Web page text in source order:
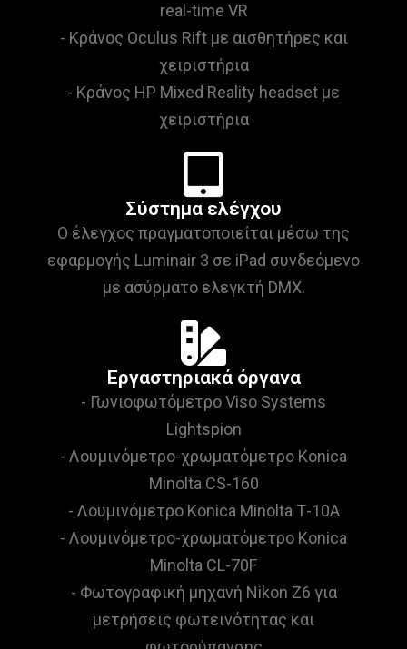
real-time VR
- Κράνος Oculus Rift με αισθητήρες και
χειριστήρια
- Κράνος HP Mixed Reality headset με
χειριστήρια
Σύστημα ελέγχου
Ο έλεγχος πραγματοποιείται μέσω της
εφαρμογής Luminair 3 σε iPad συνδεόμενο
με ασύρματο ελεγκτή DMX.
Εργαστηριακά όργανα
- Γωνιοφωτόμετρο Viso Systems
Lightspion
- Λουμινόμετρο-χρωματόμετρο Konica
Minolta CS-160
- Λουμινόμετρο Konica Minolta Τ-10Α
- Λουμινόμετρο-χρωματόμετρο Konica
Minolta CL-70F
- Φωτογραφική μηχανή Nikon Z6 για
μετρήσεις φωτεινότητας και